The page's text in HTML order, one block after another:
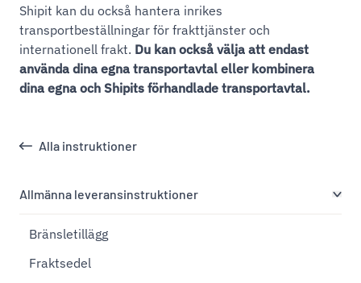
Alla instruktioner
Allmänna leveransinstruktioner
Bränsletillägg
Fraktsedel
Shipit kan du också hantera inrikes
transportbeställningar för frakttjänster och
internationell frakt. Du kan också välja att endast
använda dina egna transportavtal eller kombinera
dina egna och Shipits förhandlade transportavtal.